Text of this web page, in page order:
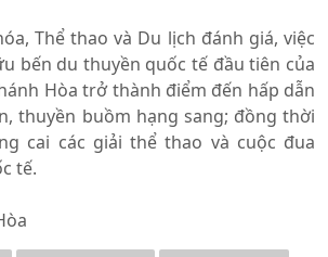
Thể thao và Du lịch đánh giá, việc
bến du thuyền quốc tế đầu tiên của
Hòa trở thành điểm đến hấp dẫn
thuyền buồm hạng sang; đồng thời
cai các giải thể thao và cuộc đua
tế.